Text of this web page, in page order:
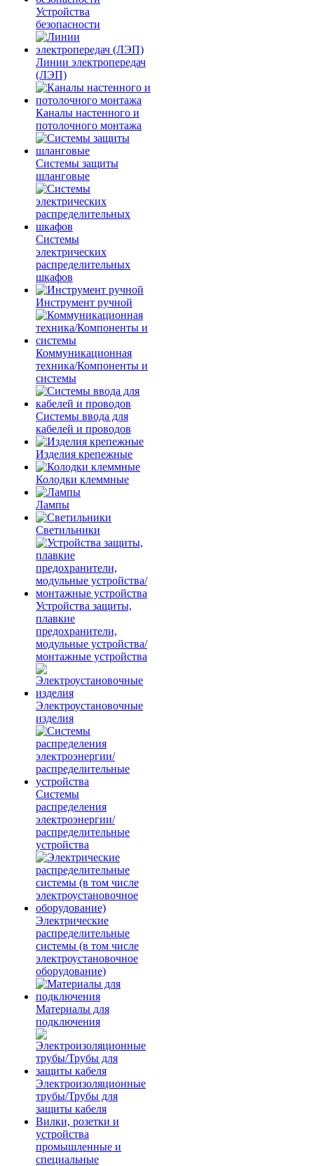
Устройства
безопасности
Линии электропередач
(ЛЭП)
Каналы настенного и
потолочного монтажа
Системы защиты
шланговые
Системы
электрических
распределительных
шкафов
Инструмент ручной
Коммуникационная
техника/Компоненты и
системы
Системы ввода для
кабелей и проводов
Изделия крепежные
Колодки клеммные
Лампы
Светильники
Устройства защиты,
плавкие
предохранители,
модульные устройства/
монтажные устройства
Электроустановочные
изделия
Системы
распределения
электроэнергии/
распределительные
устройства
Электрические
распределительные
системы (в том числе
электроустановочное
оборудование)
Материалы для
подключения
Электроизоляционные
трубы/Трубы для
защиты кабеля
Вилки, розетки и
устройства
промышленные и
специальные